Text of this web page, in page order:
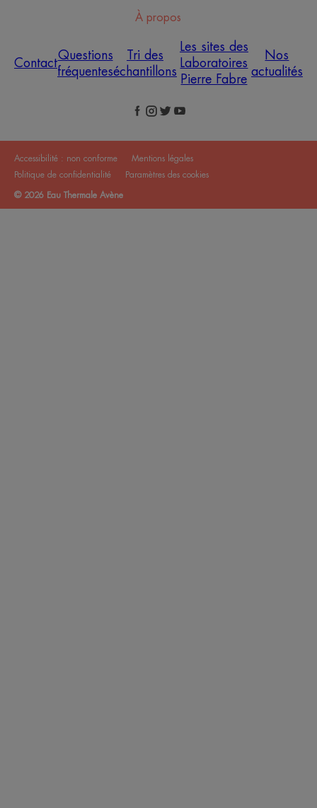
À propos
Contact
Questions
fréquentes
Tri des
échantillons
Les sites des
Laboratoires
Pierre Fabre
Nos
actualités
Accessibilité : non conforme
Mentions légales
Politique de confidentialité
Paramètres des cookies
© 2026 Eau Thermale Avène